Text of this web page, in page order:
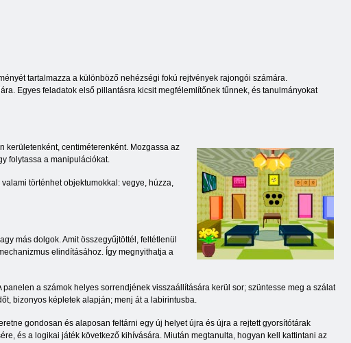
tartalmazza a különböző nehézségi fokú rejtvények rajongói számára.
Egyes feladatok első pillantásra kicsit megfélemlítőnek tűnnek, és tanulmányokat
kerületenként, centiméterenként. Mozgassa az
folytassa a manipulációkat.
történhet objektumokkal: vegye, húzza,
más dolgok. Amit összegyűjtöttél, feltétlenül
elindításához. Így megnyithatja a
a számok helyes sorrendjének visszaállítására kerül sor; szüntesse meg a szálat
bizonyos képletek alapján; menj át a labirintusba.
gondosan és alaposan feltárni egy új helyet újra és újra a rejtett gyorsítótárak
és a logikai játék következő kihívására. Miután megtanulta, hogyan kell kattintani az